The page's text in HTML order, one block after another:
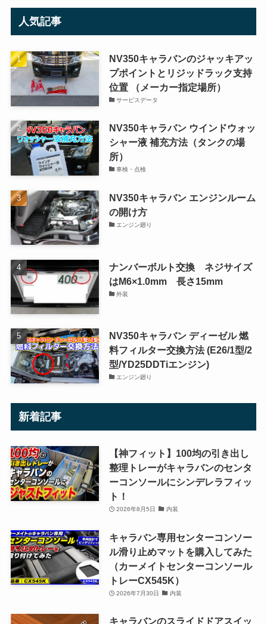
人気記事
NV350キャラバンのジャッキアッ
プポイントとリジッドラック支持
位置 （メーカー指定場所）
サービスデータ
NV350キャラバン ウインドウォッ
シャー液 補充方法（タンクの場
所）
車検・点検
NV350キャラバン エンジンルーム
の開け方
エンジン廻り
ナンバーボルト交換 ネジサイズ
はM6×1.0mm 長さ15mm
外装
NV350キャラバン ディーゼル 燃
料フィルター交換方法 (E26/1型/2
型/YD25DDTiエンジン)
エンジン廻り
新着記事
【神フィット】100均の引き出し
整理トレーがキャラバンのセンタ
ーコンソールにシンデレラフィッ
ト！
2026年8月5日 内装
キャラバン専用センターコンソー
ル滑り止めマットを購入してみた
（カーメイトセンターコンソール
トレーCX545K）
2026年7月30日 内装
キャラバンのスライドドアスイッ